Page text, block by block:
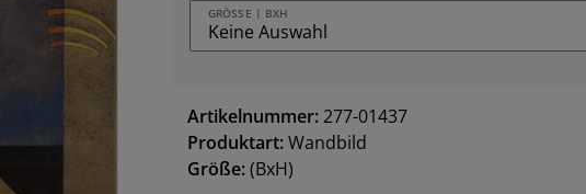
GRÖSSE | BXH
Artikelnummer:277-01437
Produktart:Wandbild
Größe:(BxH)